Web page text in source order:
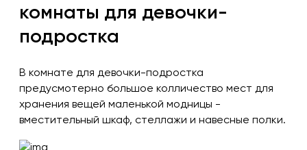
комнаты для девочки-
подростка
В комнате для девочки-подростка
предусмотерно большое колличество мест для
хранения вещей маленькой модницы -
вместительный шкаф, стеллажи и навесные полки.